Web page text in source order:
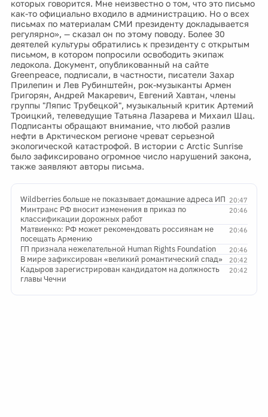
которых говорится. Мне неизвестно о том, что это письмо
как-то официально входило в администрацию. Но о всех
письмах по материалам СМИ президенту докладывается
регулярно», — сказал он по этому поводу. Более 30
деятелей культуры обратились к президенту с открытым
письмом, в котором попросили освободить экипаж
ледокола. Документ, опубликованный на сайте
Greenpeace, подписали, в частности, писатели Захар
Прилепин и Лев Рубинштейн, рок-музыканты Армен
Григорян, Андрей Макаревич, Евгений Хавтан, члены
группы "Ляпис Трубецкой", музыкальный критик Артемий
Троицкий, телеведущие Татьяна Лазарева и Михаил Шац.
Подписанты обращают внимание, что любой разлив
нефти в Арктическом регионе чреват серьезной
экологической катастрофой. В истории с Arctic Sunrise
было зафиксировано огромное число нарушений закона,
также заявляют авторы письма.
20:47
Wildberries больше не показывает домашние адреса ИП
20:46
Минтранс РФ вносит изменения в приказ по
классификации дорожных работ
20:46
Матвиенко: РФ может рекомендовать россиянам не
посещать Армению
20:46
ГП признала нежелательной Human Rights Foundation
20:42
В мире зафиксирован «великий романтический спад»
20:42
Кадыров зарегистрирован кандидатом на должность
главы Чечни